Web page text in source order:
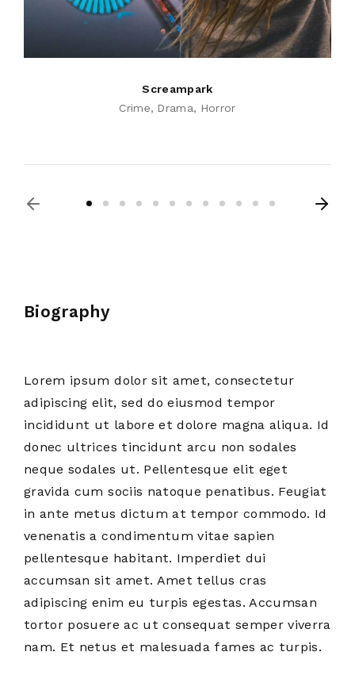
Screampark
Crime
Drama Horror
Biography
Lorem ipsum dolor sit amet, consectetur
adipiscing elit, sed do eiusmod tempor
incididunt ut labore et dolore magna aliqua. Id
donec ultrices tincidunt arcu non sodales
neque sodales ut. Pellentesque elit eget
gravida cum sociis natoque penatibus. Feugiat
in ante metus dictum at tempor commodo. Id
venenatis a condimentum vitae sapien
pellentesque habitant. Imperdiet dui
accumsan sit amet. Amet tellus cras
adipiscing enim eu turpis egestas. Accumsan
tortor posuere ac ut consequat semper viverra
nam. Et netus et malesuada fames ac turpis.